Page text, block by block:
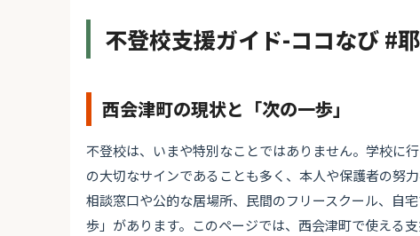
不登校支援ガイド-ココなび #
西会津町の現状と「次の一歩」
不登校は、いまや特別なことではありません。学校に
の大切なサインであることも多く、本人や保護者の努
相談窓口や公的な居場所、民間のフリースクール、自
歩」があります。このページでは、西会津町で使える支